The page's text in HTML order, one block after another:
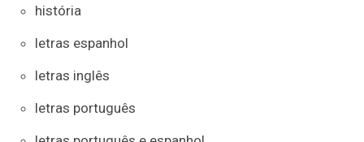
história
letras espanhol
letras inglês
letras português